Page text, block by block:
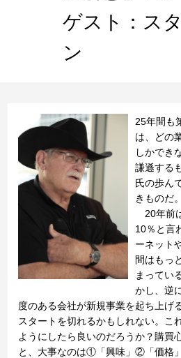
ゲスト：ス
ン
25年間も
は、どの
しかでき
謙遜する
氏の歩ん
きものだ。
20年前
10％と言
ーネット
間はもっ
まってい
かし、逆
度のある会社が新規事業を起ち上げ
スタートを切れるかもしれない。こ
ようにしたら良いのだろうか？購買
と、大事なのは①「興味」②「価格